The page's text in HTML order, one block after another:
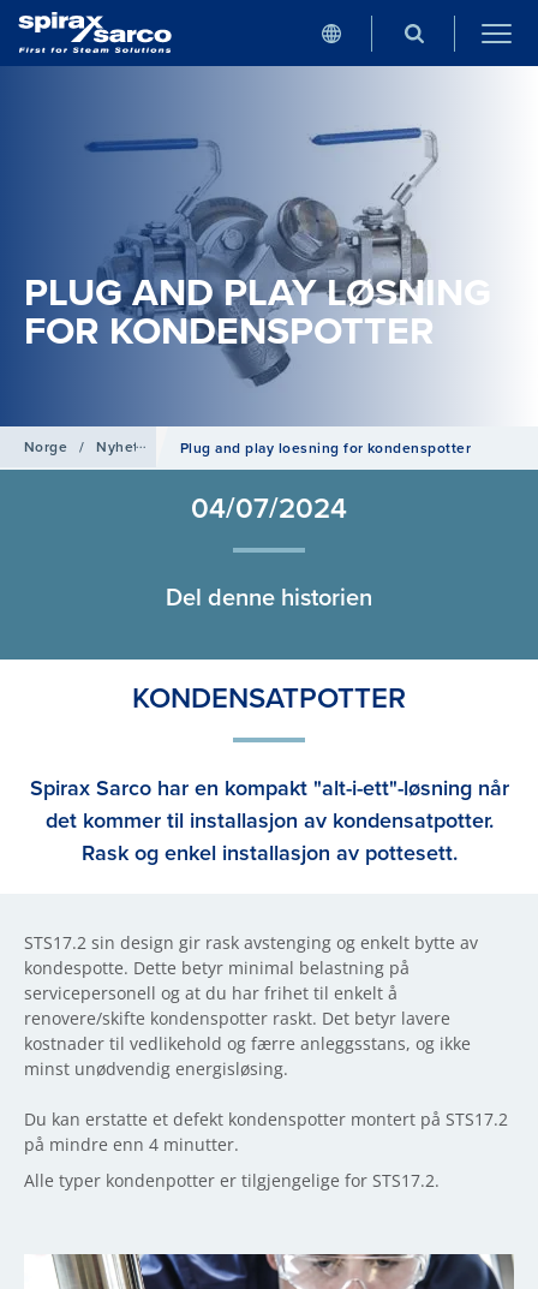
PLUG AND PLAY LØSNING
FOR KONDENSPOTTER
Norge / Nyheter Plug and play loesning for kondenspotter
04/07/2024
Del denne historien
KONDENSATPOTTER
Spirax Sarco har en kompakt "alt-i-ett"-løsning når
det kommer til installasjon av kondensatpotter.
Rask og enkel installasjon av pottesett.
STS17.2 sin design gir rask avstenging og enkelt bytte av
kondespotte. Dette betyr minimal belastning på
servicepersonell og at du har frihet til enkelt å
renovere/skifte kondenspotter raskt. Det betyr lavere
kostnader til vedlikehold og færre anleggsstans, og ikke
minst unødvendig energisløsing.
Du kan erstatte et defekt kondenspotter montert på STS17.2
på mindre enn 4 minutter.
Alle typer kondenpotter er tilgjengelige for STS17.2.